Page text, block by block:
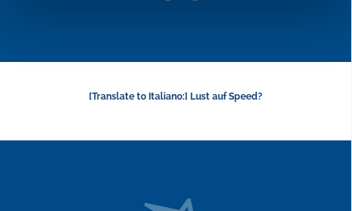
[Translate to Italiano:] Lust auf Speed?